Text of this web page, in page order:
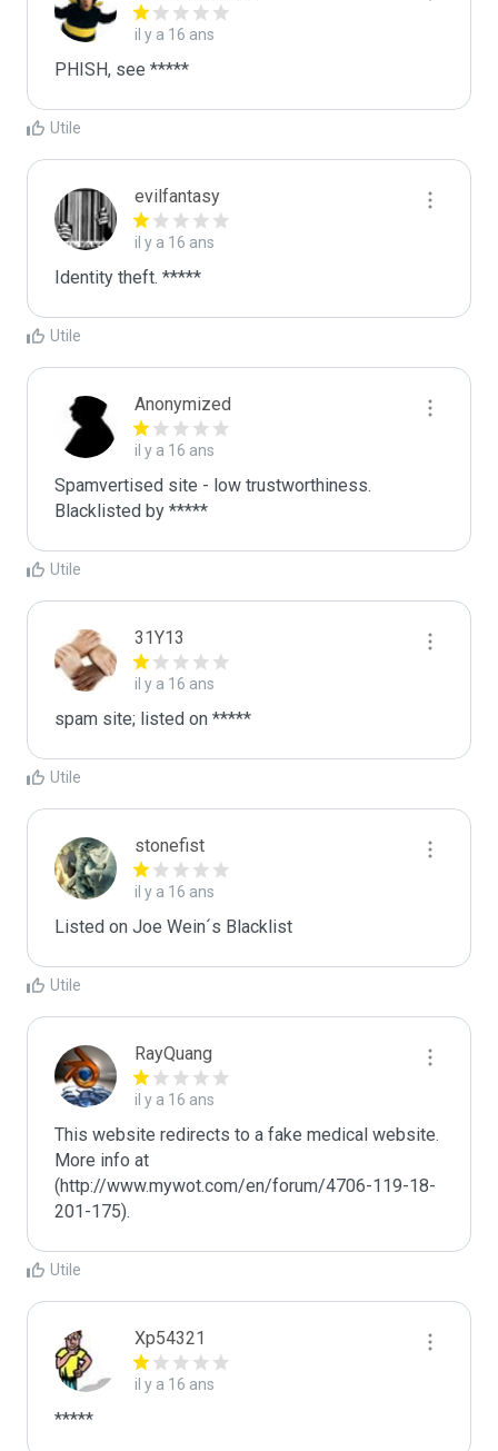
il y a 16 ans
PHISH, see *****
Utile
evilfantasy
il y a 16 ans
Identity theft. *****
Utile
Anonymized
il y a 16 ans
Spamvertised site - low trustworthiness.
Blacklisted by *****
Utile
31Y13
il y a 16 ans
spam site; listed on *****
Utile
stonefist
il y a 16 ans
Listed on Joe Wein´s Blacklist
Utile
RayQuang
il y a 16 ans
This website redirects to a fake medical website.
More info at
(http://www.mywot.com/en/forum/4706-119-18-
201-175).
Utile
Xp54321
il y a 16 ans
*****